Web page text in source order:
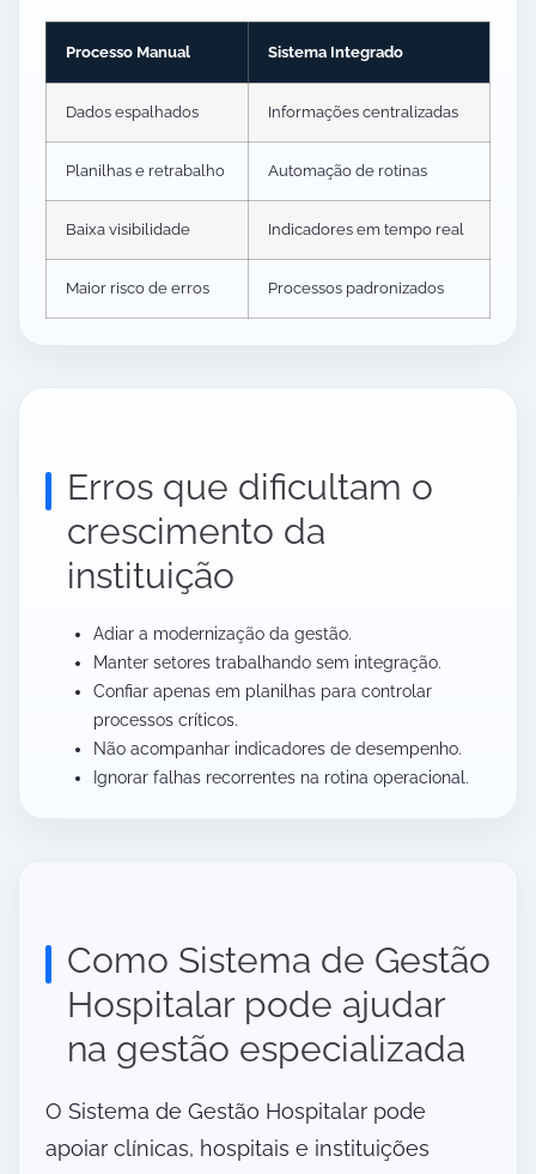
Processo Manual Sistema Integrado
Dados espalhados Informações centralizadas
Planilhas e retrabalho Automação de rotinas
Baixa visibilidade Indicadores em tempo real
Maior risco de erros Processos padronizados
Erros que dificultam o
crescimento da
instituição
Adiar a modernização da gestão.
Manter setores trabalhando sem integração.
Confiar apenas em planilhas para controlar
processos críticos.
Não acompanhar indicadores de desempenho.
Ignorar falhas recorrentes na rotina operacional.
Como Sistema de Gestão
Hospitalar pode ajudar
na gestão especializada
O Sistema de Gestão Hospitalar pode
apoiar clínicas, hospitais e instituições